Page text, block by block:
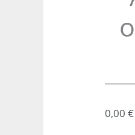
0,00 €